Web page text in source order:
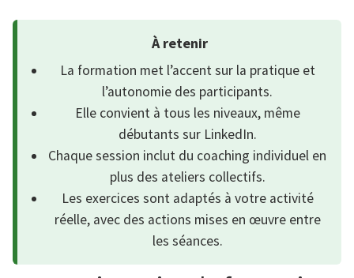
À retenir
La formation met l’accent sur la pratique et
l’autonomie des participants.
Elle convient à tous les niveaux, même
débutants sur LinkedIn.
Chaque session inclut du coaching individuel en
plus des ateliers collectifs.
Les exercices sont adaptés à votre activité
réelle, avec des actions mises en œuvre entre
les séances.